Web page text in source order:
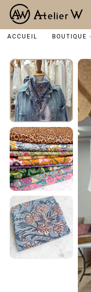
Aller
contenu
ACCUEIL BOUTIQUE